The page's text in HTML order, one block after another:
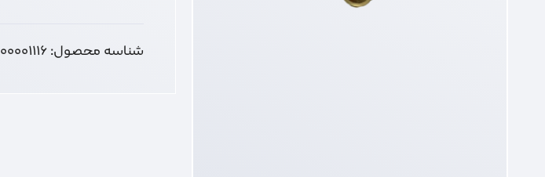
شناسه محصول:00001116